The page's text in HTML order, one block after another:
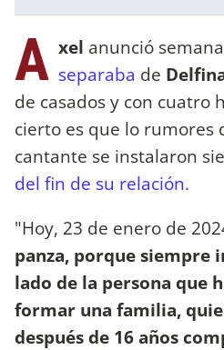
A xel anunció
separaba de
de casados y con cuatro
cierto es que lo rumores
cantante se instalaron
del fin de su relación.
"Hoy, 23 de enero de
panza, porque siempre
lado de la persona que
formar una familia,
después de 16 años